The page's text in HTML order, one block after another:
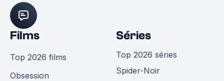
Films
Top 2026 films
Obsession
Séries
Top 2026 séries
Spider-Noir